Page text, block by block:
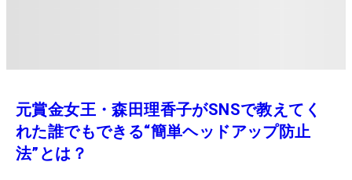
元賞金女王・森田理香子がSNSで教えてく
れた誰でもできる“簡単ヘッドアップ防止
法”とは？